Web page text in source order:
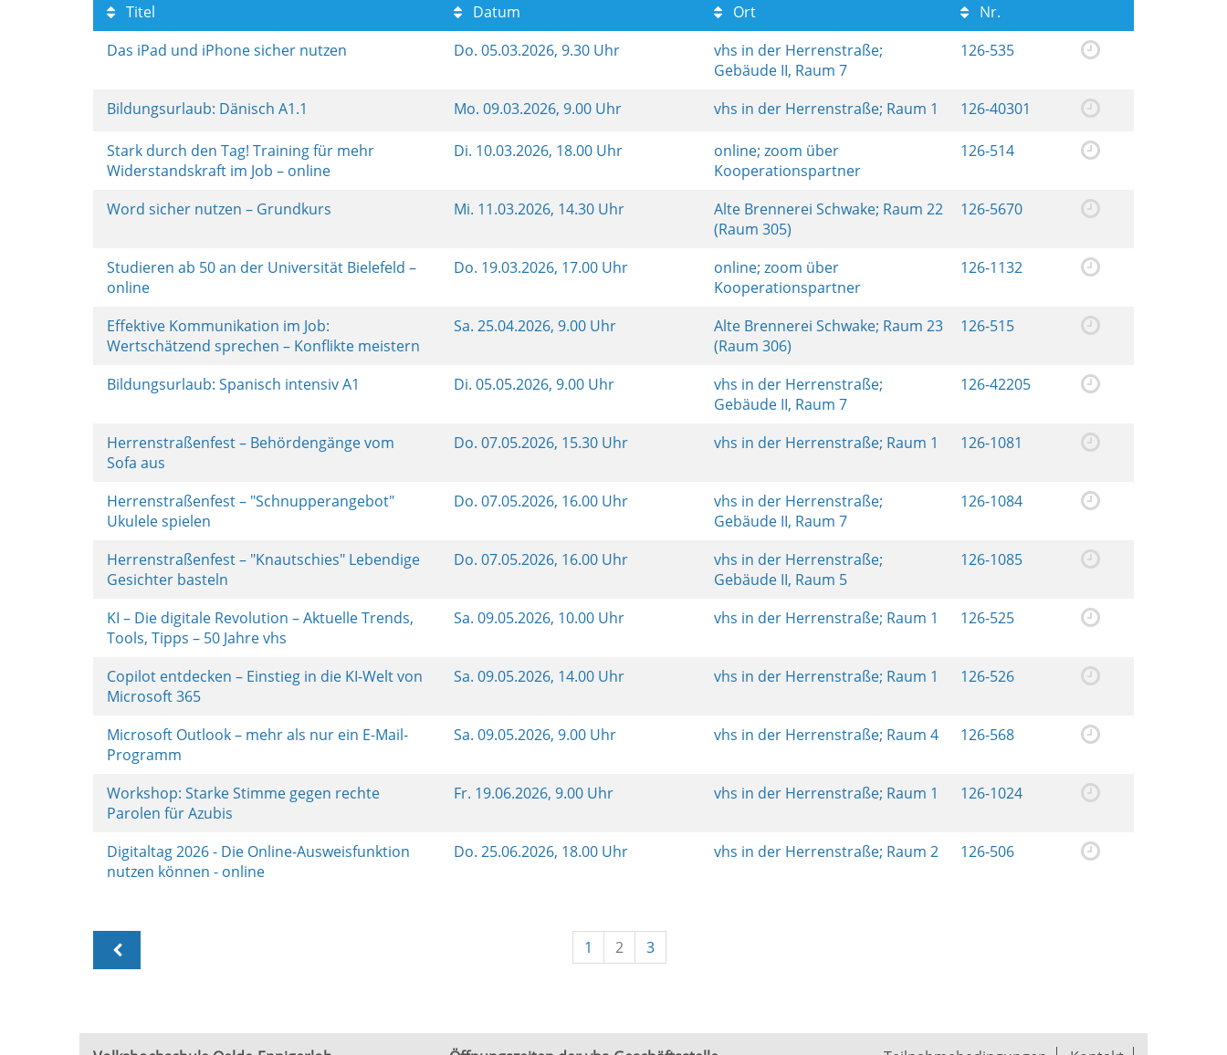
Titel Datum Ort
Nr.
Das iPad und iPhone sicher nutzen
Do. 05.03.2026, 9.30 Uhr
vhs in der Herrenstraße;
Gebäude II, Raum 7
126-535
Bildungsurlaub: Dänisch A1.1 Mo. 09.03.2026, 9.00 Uhr vhs in der Herrenstraße; Raum 1 126-40301
Stark durch den Tag! Training für mehr
Widerstandskraft im Job – online
Di. 10.03.2026, 18.00 Uhr
online; zoom über
Kooperationspartner
126-514
Word sicher nutzen – Grundkurs Mi. 11.03.2026, 14.30 Uhr
Alte Brennerei Schwake; Raum 22
(Raum 305)
126-5670
Studieren ab 50 an der Universität Bielefeld –
online
Do. 19.03.2026, 17.00 Uhr
online; zoom über
Kooperationspartner
126-1132
Effektive Kommunikation im Job:
Wertschätzend sprechen – Konflikte meistern
Sa. 25.04.2026, 9.00 Uhr
Alte Brennerei Schwake; Raum 23
(Raum 306)
126-515
Bildungsurlaub: Spanisch intensiv A1 Di. 05.05.2026, 9.00 Uhr
vhs in der Herrenstraße;
Gebäude II, Raum 7
126-42205
Herrenstraßenfest – Behördengänge vom
Sofa aus
Do. 07.05.2026, 15.30 Uhr vhs in der Herrenstraße; Raum 1 126-1081
Herrenstraßenfest – "Schnupperangebot"
Ukulele spielen
Do. 07.05.2026, 16.00 Uhr
vhs in der Herrenstraße;
Gebäude II, Raum 7
126-1084
Herrenstraßenfest – "Knautschies" Lebendige
Gesichter basteln
Do. 07.05.2026, 16.00 Uhr
vhs in der Herrenstraße;
Gebäude II, Raum 5
126-1085
KI – Die digitale Revolution – Aktuelle Trends,
Tools, Tipps – 50 Jahre vhs
Sa. 09.05.2026, 10.00 Uhr vhs in der Herrenstraße; Raum 1 126-525
Copilot entdecken – Einstieg in die KI-Welt von
Microsoft 365
Sa. 09.05.2026, 14.00 Uhr vhs in der Herrenstraße; Raum 1 126-526
Microsoft Outlook – mehr als nur ein E-Mail-
Programm
Sa. 09.05.2026, 9.00 Uhr vhs in der Herrenstraße; Raum 4 126-568
Workshop: Starke Stimme gegen rechte
Parolen für Azubis
Fr. 19.06.2026, 9.00 Uhr vhs in der Herrenstraße; Raum 1 126-1024
Digitaltag 2026 - Die Online-Ausweisfunktion
nutzen können - online
Do. 25.06.2026, 18.00 Uhr vhs in der Herrenstraße; Raum 2 126-506
1 2 3